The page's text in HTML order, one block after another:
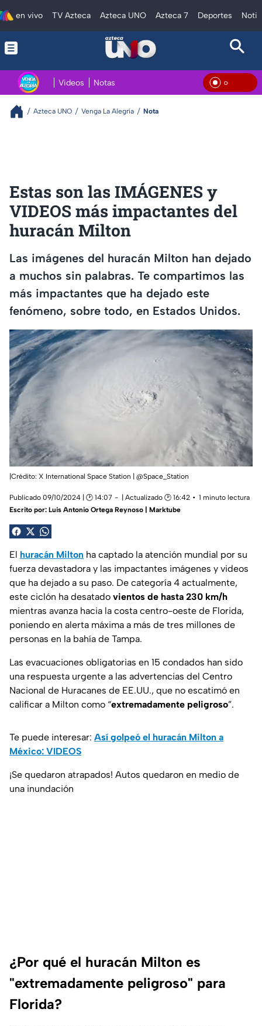
en vivo TV Azteca Azteca UNO Azteca 7 Deportes
Videos Notas En
Azteca UNO Venga La Alegría Nota
Estas son las IMÁGENES y
VIDEOS más impactantes del
huracán Milton
Las imágenes del huracán Milton han dejado
a muchos sin palabras. Te compartimos las
más impactantes que ha dejado este
fenómeno, sobre todo, en Estados Unidos.
|Crédito: X International Space Station | @Space_Station
Publicado 09/10/2024 | 🕑 14:07 | Actualizado 🕑 16:42
1 minuto lectura
Escrito por: Luis Antonio Ortega Reynoso | Marktube
El huracán Milton ha captado la atención mundial por su
fuerza devastadora y las impactantes imágenes y videos
que ha dejado a su paso. De categoría 4 actualmente,
este ciclón ha desatado vientos de hasta 230 km/h
mientras avanza hacia la costa centro-oeste de Florida,
poniendo en alerta máxima a más de tres millones de
personas en la bahía de Tampa.
Las evacuaciones obligatorias en 15 condados han sido
una respuesta urgente a las advertencias del Centro
Nacional de Huracanes de EE.UU., que no escatimó en
calificar a Milton como “extremadamente peligroso”.
Te puede interesar: Así golpeó el huracán Milton a
México: VIDEOS
¡Se quedaron atrapados! Autos quedaron en medio de
una inundación
¿Por qué el huracán Milton es
"extremadamente peligroso" para
Florida?